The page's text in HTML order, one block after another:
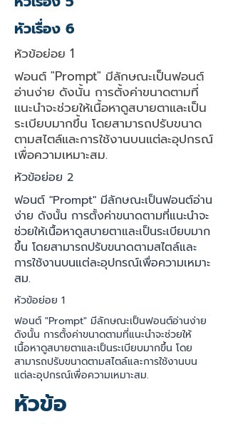
หัวเรื่อง 6
หัวข้อย่อย 1
ฟอนต์ "Prompt" มีลักษณะเป็นฟอนต์
อ่านง่าย ดังนั้น การตั้งค่าขนาดตามที่
แนะนำจะช่วยให้เนื้อหาดูสบายตาและเป็น
ระเบียบมากขึ้น โดยสามารถปรับขนาด
ตามสไตล์และการใช้งานบนแต่ละอุปกรณ์
เพื่อความเหมาะสม.
หัวข้อย่อย 2
ฟอนต์ "Prompt" มีลักษณะเป็นฟอนต์อ่าน
ง่าย ดังนั้น การตั้งค่าขนาดตามที่แนะนำจะ
ช่วยให้เนื้อหาดูสบายตาและเป็นระเบียบมาก
ขึ้น โดยสามารถปรับขนาดตามสไตล์และ
การใช้งานบนแต่ละอุปกรณ์เพื่อความเหมาะ
สม.
หัวข้อย่อย 1
ฟอนต์ "Prompt" มีลักษณะเป็นฟอนต์อ่านง่าย
ดังนั้น การตั้งค่าขนาดตามที่แนะนำจะช่วยให้
เนื้อหาดูสบายตาและเป็นระเบียบมากขึ้น โดย
สามารถปรับขนาดตามสไตล์และการใช้งานบน
แต่ละอุปกรณ์เพื่อความเหมาะสม.
หัวข้อ